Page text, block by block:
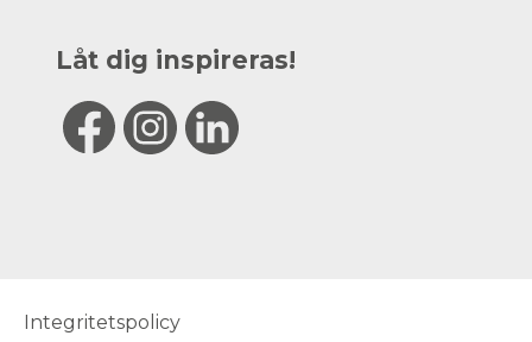
Låt dig inspireras!
Integritetspolicy